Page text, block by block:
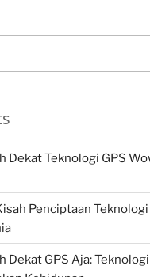
Dekat Teknologi GPS
Penciptaan
Dekat GPS Aja: